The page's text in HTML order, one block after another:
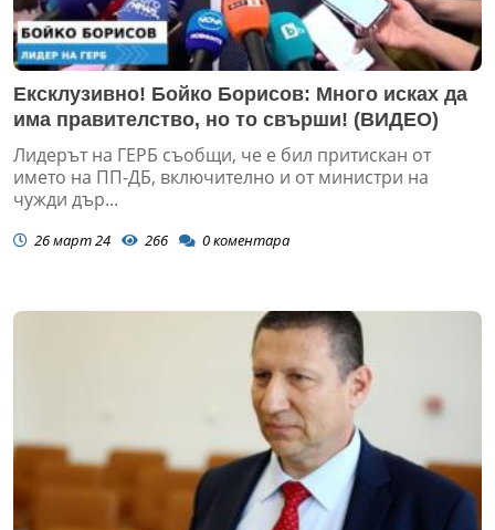
Ексклузивно! Бойко Борисов: Много исках да
има правителство, но то свърши! (ВИДЕО)
Лидерът на ГЕРБ съобщи, че е бил притискан от
името на ПП-ДБ, включително и от министри на
чужди дър...
26 март 24 266 0коментара